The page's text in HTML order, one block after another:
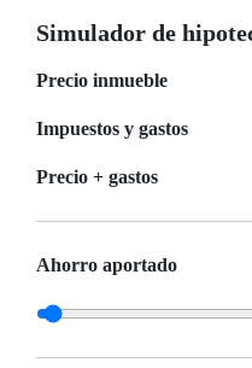
Simulador de
Precio inmueble
Impuestos y gastos
Precio + gastos
Ahorro aportado